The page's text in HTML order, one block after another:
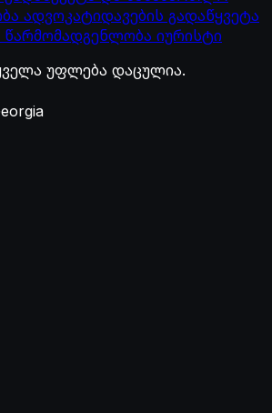
ადვოკატიდავების გადაწყვეტა
იურისტი
უფლება დაცულია.